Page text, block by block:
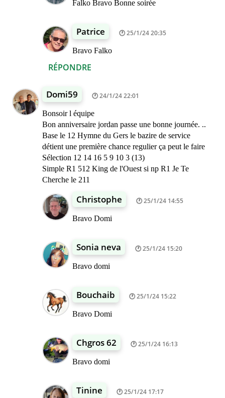
RÉPONDRE
Falko Bravo Bonne soirée
Patrice 25/1/24 20:35
Bravo Falko
Domi59 24/1/24 22:01
Bonsoir l équipe
Bon anniversaire jordan passe une bonne journée. ..
Base le 12 Hymne du Gers le bazire de service
détient une première chance regulier ça peut le faire
Sélection 12 14 16 5 9 10 3 (13)
Simple R1 512 King de l'Ouest si np R1 Je Te
Cherche le 211
Christophe 25/1/24 14:55
Bravo Domi
Sonia neva 25/1/24 15:20
Bravo domi
Bouchaib 25/1/24 15:22
Bravo Domi
Chgros 62 25/1/24 16:13
Bravo domi
Tinine 25/1/24 17:17